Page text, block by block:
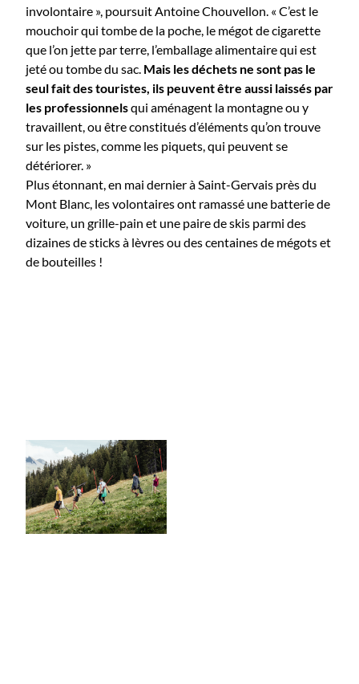
involontaire », poursuit Antoine Chouvellon. « C’est le
mouchoir qui tombe de la poche, le mégot de cigarette
que l’on jette par terre, l’emballage alimentaire qui est
jeté ou tombe du sac. Mais les déchets ne sont pas le
seul fait des touristes, ils peuvent être aussi laissés par
les professionnelsqui aménagent la montagne ou y
travaillent, ou être constitués d’éléments qu’on trouve
sur les pistes, comme les piquets, qui peuvent se
détériorer. »
Plus étonnant, en mai dernier à Saint-Gervais près du
Mont Blanc, les volontaires ont ramassé une batterie de
voiture, un grille-pain et une paire de skis parmi des
dizaines de sticks à lèvres ou des centaines de mégots et
de bouteilles !